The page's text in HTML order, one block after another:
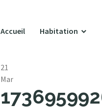
Accueil Habitation
21
Mar